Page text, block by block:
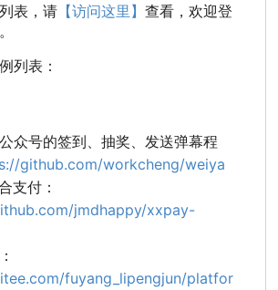
表，请 【访问这里】 查看，欢迎登
列表：
众号的签到、抽奖、发送弹幕程
github.com/workcheng/weiya
支付：
jmdhappy/xxpay-
fuyang_lipengjun/platfor